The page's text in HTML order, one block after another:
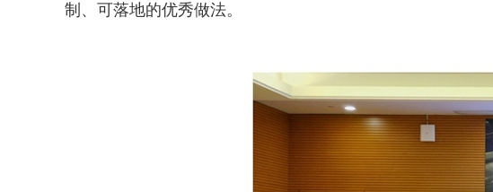
制、可落地的优秀做法。